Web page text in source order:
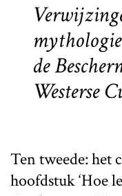
de
Westerse
Ten tweede: het
hoofdstuk ‘Hoe